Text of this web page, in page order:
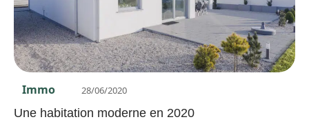
Immo 28/06/2020
Une habitation moderne en 2020